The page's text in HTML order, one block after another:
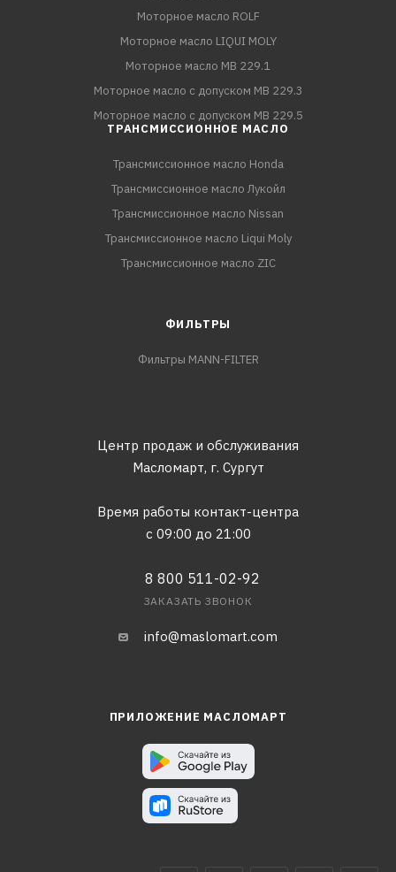
Моторное масло ROLF
Моторное масло LIQUI MOLY
Моторное масло MB 229.1
Моторное масло с допуском MB 229.3
Моторное масло с допуском MB 229.5
ТРАНСМИССИОННОЕ МАСЛО
Трансмиссионное масло Honda
Трансмиссионное масло Лукойл
Трансмиссионное масло Nissan
Трансмиссионное масло Liqui Moly
Трансмиссионное масло ZIC
ФИЛЬТРЫ
Фильтры MANN-FILTER
Центр продаж и обслуживания
Масломарт, г. Сургут
Время работы контакт-центра
с 09:00 до 21:00
8 800 511-02-92
ЗАКАЗАТЬ ЗВОНОК
info@maslomart.com
ПРИЛОЖЕНИЕ МАСЛОМАРТ